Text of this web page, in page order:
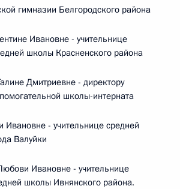
гимназии Белгородского района
Ивановне - учительнице
школы Красненского района
Дмитриевне - директору
школы-интерната
- учительнице средней
Валуйки
Ивановне - учительнице
школы Ивнянского района.